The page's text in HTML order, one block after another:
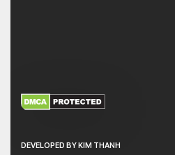
DEVELOPED BY KIM THANH
XEM THÊM